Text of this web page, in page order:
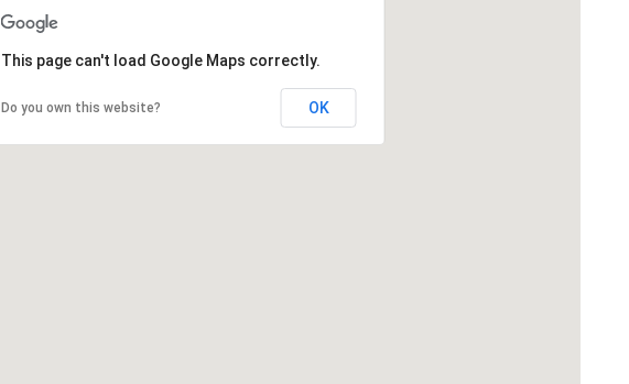
This page can't load Google Maps correctly.
Do you own this website? OK